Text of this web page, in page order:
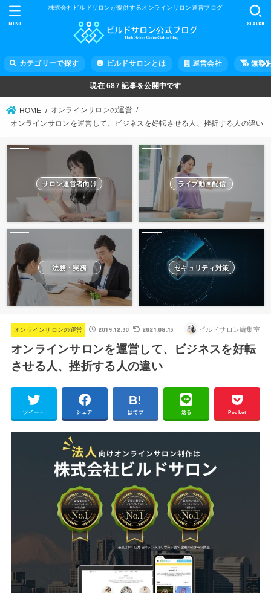
株式会社ビルドサロンが提供するオンラインサロン運営ブログ
カテゴリーで探す ビルドサロンとは 運営会社 無料
SEARCH
MENU
現在687 記事を公開中です
HOME
オンラインサロンの運営
オンラインサロンを運営して、ビジネスを好転させる人、挫折する人の違い
サロン運営者向け ライブ動画配信
法務・実務 セキュリティ対策
オンラインサロンの運営 2019.12.30 2021.08.13 ビルドサロン編集室
オンラインサロンを運営して、ビジネスを好転
させる人、挫折する人の違い
ツイート シェア はてブ 送る Pocket